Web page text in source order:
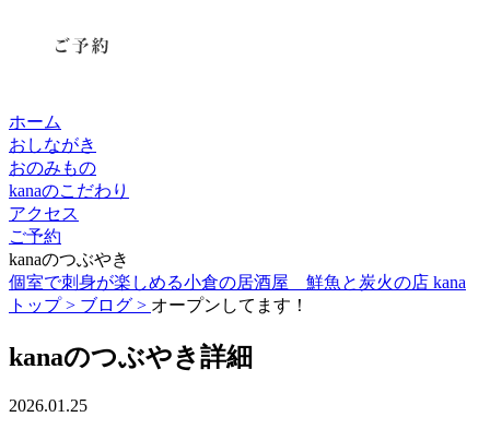
ホーム
おしながき
おのみもの
kanaのこだわり
アクセス
ご予約
kanaのつぶやき
個室で刺身が楽しめる小倉の居酒屋 鮮魚と炭火の店 kana
トップ > ブログ > オープンしてます！
kanaのつぶやき詳細
2026.01.25